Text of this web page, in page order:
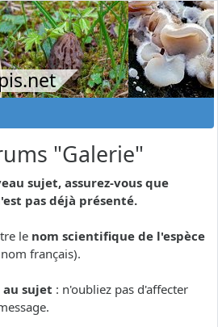
"Galerie"
sujet, assurez-vous que
pas déjà présenté.
le nom scientifique de l'espèce
français).
sujet : n'oubliez pas d'affecter